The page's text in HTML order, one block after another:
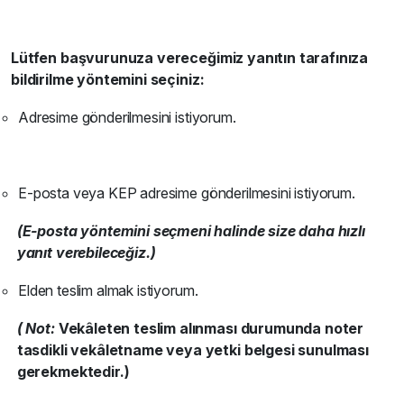
Lütfen başvurunuza vereceğimiz yanıtın tarafınıza
bildirilme yöntemini seçiniz:
Adresime gönderilmesini istiyorum.
E-posta veya KEP adresime gönderilmesini istiyorum.
(E-posta yöntemini seçmeni halinde size daha hızlı
yanıt verebileceğiz.)
Elden teslim almak istiyorum.
( Not: Vekâleten teslim alınması durumunda noter
tasdikli vekâletname veya yetki belgesi sunulması
gerekmektedir.)